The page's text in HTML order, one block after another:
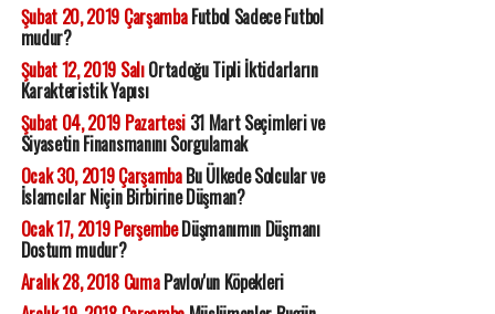
Şubat 20, 2019 ÇarşambaFutbol Sadece Futbol
mudur?
Şubat 12, 2019 SalıOrtadoğu Tipli İktidarların
Karakteristik Yapısı
Şubat 04, 2019 Pazartesi31 Mart Seçimleri ve
Siyasetin Finansmanını Sorgulamak
Ocak 30, 2019 ÇarşambaBu Ülkede Solcular ve
İslamcılar Niçin Birbirine Düşman?
Ocak 17, 2019 PerşembeDüşmanımın Düşmanı
Dostum mudur?
Aralık 28, 2018 CumaPavlov'un Köpekleri